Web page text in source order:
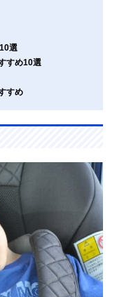
選
すめ10選
すめ